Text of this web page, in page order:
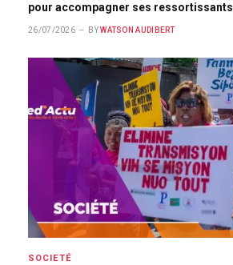
pour accompagner ses ressortissants
26/07/2026 BY WATSON AUDIBERT
SOCIETÉ